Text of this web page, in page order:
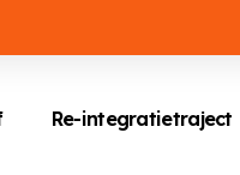
Re-integratietraject